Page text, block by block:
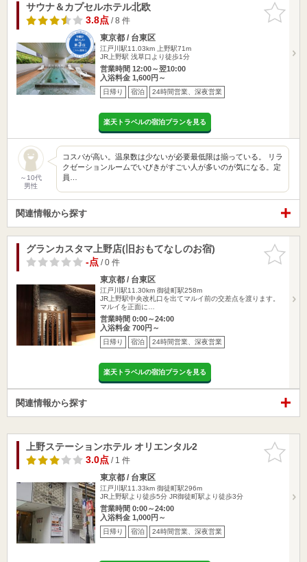
お気に入
りに追加
サウナ＆カプセルホテル北欧
3.8点/ 8 件
東京都 / 台東区
江戸川駅11.03km
上野駅71m
JR上野駅 浅草口より徒歩1分
営業時間 12:00～翌10:00
入浴料金 1,600円～
日帰り 宿泊 24時間営業、深夜営業
楽天トラベルの宿泊プランを見る
～10代
男性
コスパが高い。温泉数は少ないが必要最低限は揃っている。 リラ
クゼーションルームでいびきがすごい人が多いのが気になる。定
員…
関連情報から探す
お気に入
りに追加
グランカスタマ上野店(旧おもてなしのお宿)
-点/ 0 件
東京都 / 台東区
江戸川駅11.30km 御徒町駅258m
JR上野駅中央改札口を出てマルイ前の交差点を渡ります。
マルイを正面に…
営業時間 0:00～24:00
入浴料金 700円～
日帰り 宿泊 24時間営業、深夜営業
楽天トラベルの宿泊プランを見る
関連情報から探す
お気に入
りに追加
上野ステーションホテル オリエンタル2
3.0点/ 1 件
東京都 / 台東区
江戸川駅11.33km 御徒町駅296m
JR上野駅より徒歩5分 JR御徒町駅より徒歩3分
営業時間 0:00～24:00
入浴料金 1,000円～
日帰り 宿泊 24時間営業、深夜営業